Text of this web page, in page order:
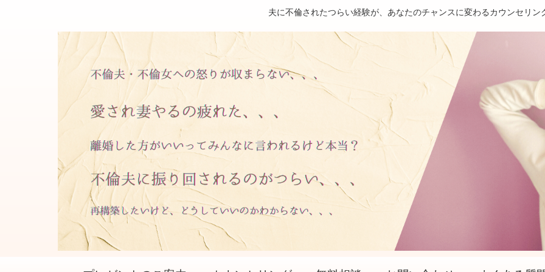
夫に不倫されたつらい経験が、あなたのチャンスに変わるカウンセリン